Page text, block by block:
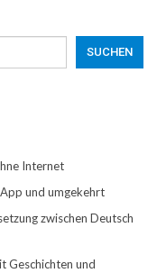
SUCHEN
Internet
und umgekehrt
zwischen Deutsch
Geschichten und